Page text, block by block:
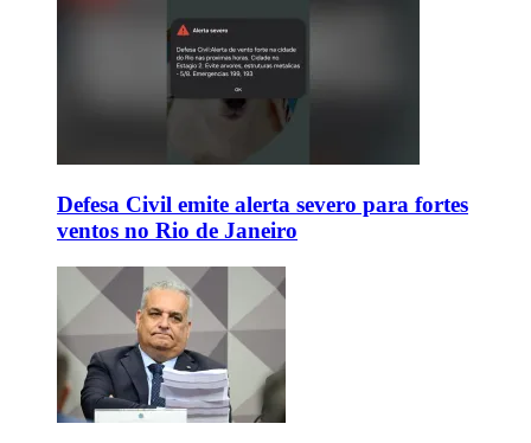
Defesa Civil emite alerta severo para fortes
ventos no Rio de Janeiro